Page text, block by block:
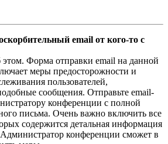
email от кого-то с
Форма отправки email на данной
меры предосторожности и
пользователей,
сообщения. Отправьте email-
конференции с полной
письма. Очень важно включить все
содержится детальная информация
конференции сможет в